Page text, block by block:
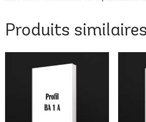
Produits similaires